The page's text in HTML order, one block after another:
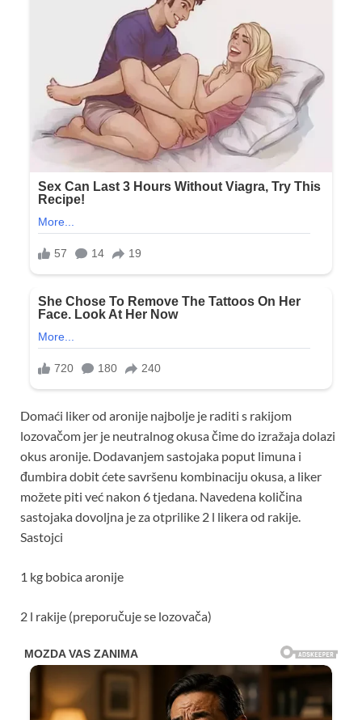
Domaći liker od aronije najbolje je raditi s rakijom
lozovačom jer je neutralnog okusa čime do izražaja dolazi
okus aronije. Dodavanjem sastojaka poput limuna i
đumbira dobit ćete savršenu kombinaciju okusa, a liker
možete piti već nakon 6 tjedana. Navedena količina
sastojaka dovoljna je za otprilike 2 l likera od rakije.
Sastojci
1 kg bobica aronije
2 l rakije (preporučuje se lozovača)